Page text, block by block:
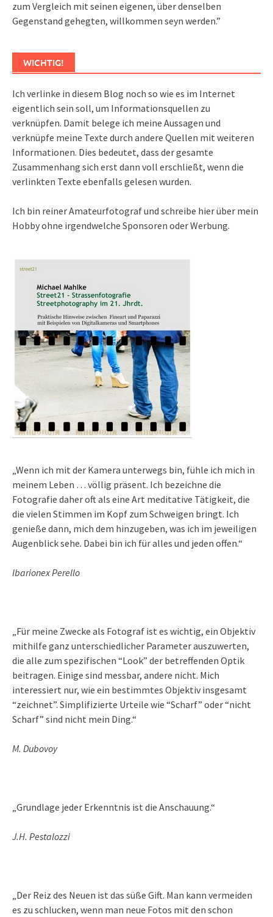
zum Vergleich mit seinen eigenen, über denselben
Gegenstand gehegten, willkommen seyn werden.”
WICHTIG!
Ich verlinke in diesem Blog noch so wie es im Internet
eigentlich sein soll, um Informationsquellen zu
verknüpfen. Damit belege ich meine Aussagen und
verknüpfe meine Texte durch andere Quellen mit weiteren
Informationen. Dies bedeutet, dass der gesamte
Zusammenhang sich erst dann voll erschließt, wenn die
verlinkten Texte ebenfalls gelesen wurden.
Ich bin reiner Amateurfotograf und schreibe hier über mein
Hobby ohne irgendwelche Sponsoren oder Werbung.
„Wenn ich mit der Kamera unterwegs bin, fühle ich mich in
meinem Leben … völlig präsent. Ich bezeichne die
Fotografie daher oft als eine Art meditative Tätigkeit, die
die vielen Stimmen im Kopf zum Schweigen bringt. Ich
genieße dann, mich dem hinzugeben, was ich im jeweiligen
Augenblick sehe. Dabei bin ich für alles und jeden offen.“
Ibarionex Perello
„Für meine Zwecke als Fotograf ist es wichtig, ein Objektiv
mithilfe ganz unterschiedlicher Parameter auszuwerten,
die alle zum spezifischen “Look” der betreffenden Optik
beitragen. Einige sind messbar, andere nicht. Mich
interessiert nur, wie ein bestimmtes Objektiv insgesamt
“zeichnet”. Simplifizierte Urteile wie “Scharf” oder “nicht
Scharf” sind nicht mein Ding.“
M. Dubovoy
„Grundlage jeder Erkenntnis ist die Anschauung.“
J.H. Pestalozzi
„Der Reiz des Neuen ist das süße Gift. Man kann vermeiden
es zu schlucken, wenn man neue Fotos mit den schon